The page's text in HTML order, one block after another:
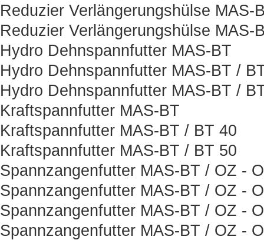
Reduzier Verlängerungshülse MAS-
Reduzier Verlängerungshülse MAS-
Hydro Dehnspannfutter MAS-BT
Hydro Dehnspannfutter MAS-BT /
Hydro Dehnspannfutter MAS-BT /
Kraftspannfutter MAS-BT
Kraftspannfutter MAS-BT / BT 40
Kraftspannfutter MAS-BT / BT 50
Spannzangenfutter MAS-BT / OZ -
Spannzangenfutter MAS-BT / OZ -
Spannzangenfutter MAS-BT / OZ -
Spannzangenfutter MAS-BT / OZ -